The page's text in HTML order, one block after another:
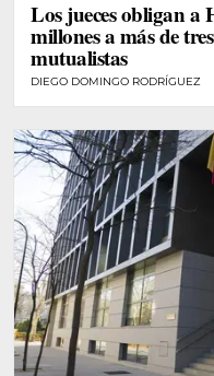
Los jueces obligan a
millones a más de
mutualistas
DIEGO DOMINGO RODRÍGUEZ